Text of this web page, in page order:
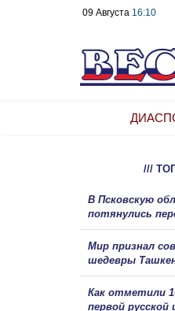
09 Августа 16:10
///
В Псковскую
потянулись
Мир признал
шедевры
Как отметили
первой